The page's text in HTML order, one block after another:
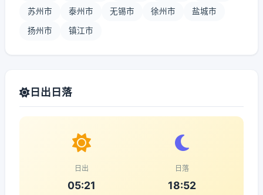
苏州市 泰州市 无锡市 徐州市 盐城市
扬州市 镇江市
日出日落
日出
05:21
日落
18:52